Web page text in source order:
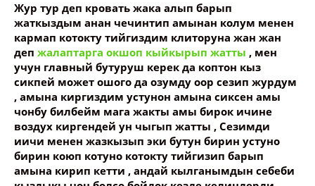
Жур тур деп кровать жака алып барып
жаткыздым анан чечинтип амынан колум менен
кармап котокту тийгиздим клиторуна жан жан
деп жалаптарга окшоп кыйкырып жатты , мен
учун главный бутуруш керек да коптон кыз
сикпей может ошого да озумду оор сезип журдум
, амына киргиздим устунон амына сиксен амы
чонбу билбейм мага жакты амы бирок ичине
воздух киргендей ун чыгып жатты , Сезимди
иичи менен жазкызып эки бутун бирин устуно
бирин коюп котуно котокту тийгизип барып
амына кирип кетти , андай кылганымдын себеби